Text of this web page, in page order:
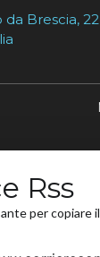
Brescia, 22
Rss
per copiare